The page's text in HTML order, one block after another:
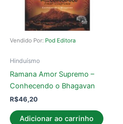
Vendido Por: Pod Editora
Hinduísmo
Ramana Amor Supremo –
Conhecendo o Bhagavan
R$46,20
Adicionar ao carrinho